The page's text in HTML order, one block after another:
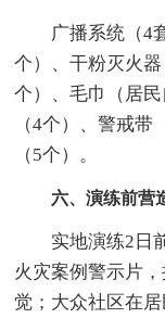
广播系统（4套
个）、干粉灭火
个）、毛巾（居
（4个）、警戒
（5个）。
六、演练前营
实地演练2日前
火灾案例警示片
觉；大众社区在